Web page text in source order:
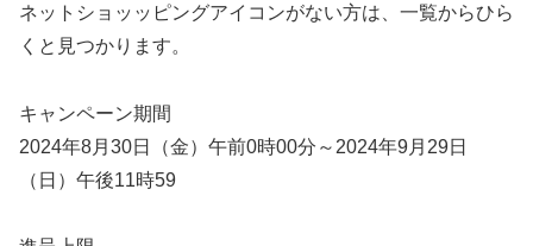
ネットショッッピングアイコンがない方は、一覧からひら
くと見つかります。
キャンペーン期間
2024年8月30日（金）午前0時00分～2024年9月29日
（日）午後11時59